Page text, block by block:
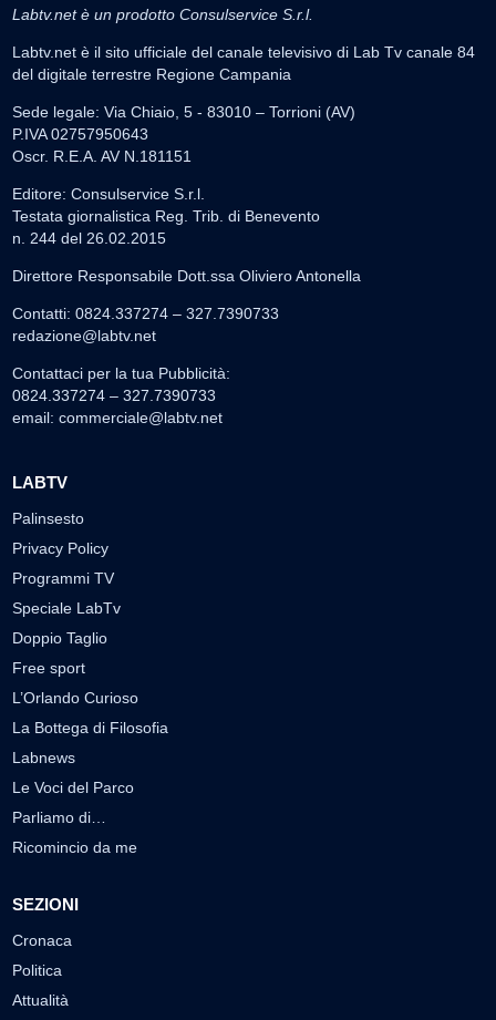
Labtv.net è un prodotto Consulservice S.r.l.
Labtv.net è il sito ufficiale del canale televisivo di Lab Tv canale 84
del digitale terrestre Regione Campania
Sede legale: Via Chiaio, 5 - 83010 – Torrioni (AV)
P.IVA 02757950643
Oscr. R.E.A. AV N.181151
Editore: Consulservice S.r.l.
Testata giornalistica Reg. Trib. di Benevento
n. 244 del 26.02.2015
Direttore Responsabile Dott.ssa Oliviero Antonella
Contatti: 0824.337274 – 327.7390733
redazione@labtv.net
Contattaci per la tua Pubblicità:
0824.337274 – 327.7390733
email: commerciale@labtv.net
LABTV
Palinsesto
Privacy Policy
Programmi TV
Speciale LabTv
Doppio Taglio
Free sport
L’Orlando Curioso
La Bottega di Filosofia
Labnews
Le Voci del Parco
Parliamo di…
Ricomincio da me
SEZIONI
Cronaca
Politica
Attualità